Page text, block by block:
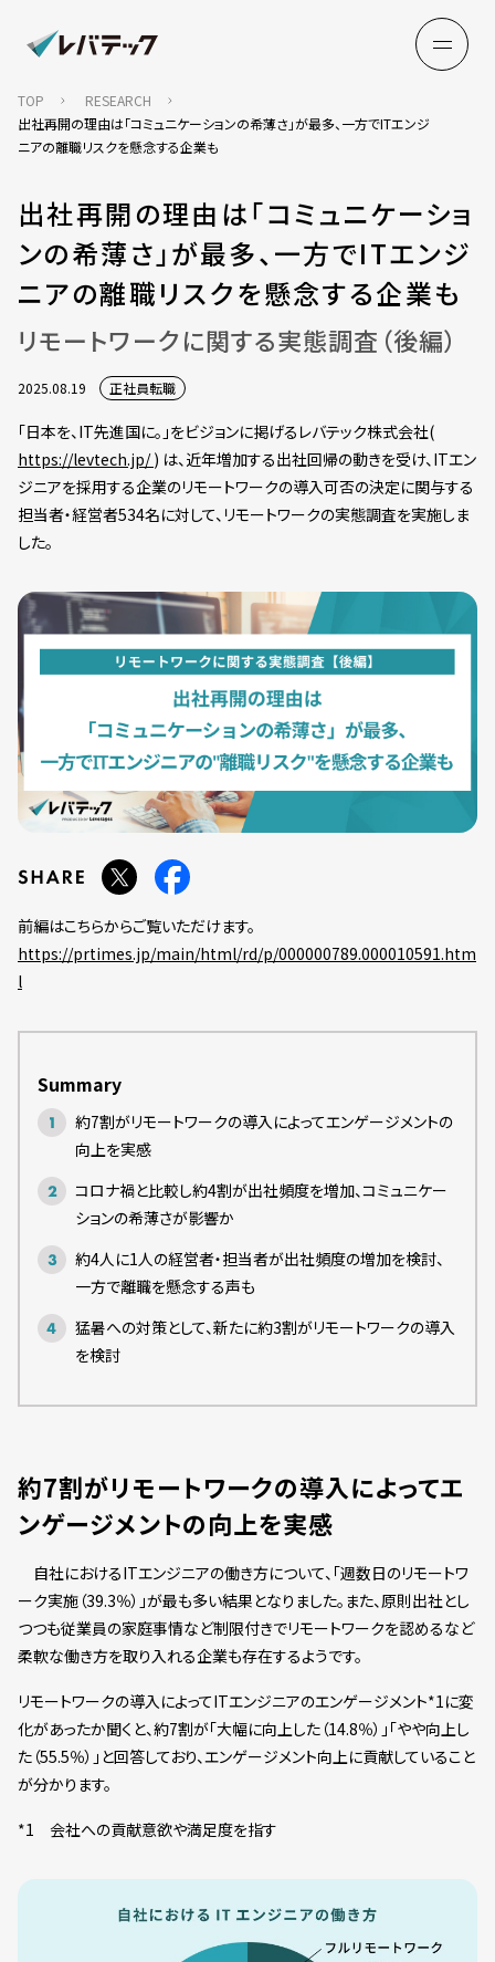
TOP
RESEARCH
出社再開の理由は「コミュニケーションの希薄さ」が最多、一方でITエンジ
ニアの離職リスクを懸念する企業も
出社再開の理由は「コミュニケーショ
ンの希薄さ」が最多、一方でITエンジ
ニアの離職リスクを懸念する企業も
リモートワークに関する実態調査（後編）
2025.08.19 正社員転職
「日本を、IT先進国に。」をビジョンに掲げるレバテック株式会社(
https://levtech.jp/) は、近年増加する出社回帰の動きを受け、ITエン
ジニアを採用する企業のリモートワークの導入可否の決定に関与する
担当者・経営者534名に対して、リモートワークの実態調査を実施しま
した。
前編はこちらからご覧いただけます。
https://prtimes.jp/main/html/rd/p/000000789.000010591.htm
l
Summary
約7割がリモートワークの導入によってエンゲージメントの
向上を実感
コロナ禍と比較し約4割が出社頻度を増加、コミュニケー
ションの希薄さが影響か
約4人に1人の経営者・担当者が出社頻度の増加を検討、
一方で離職を懸念する声も
猛暑への対策として、新たに約3割がリモートワークの導入
を検討
約7割がリモートワークの導入によってエ
ンゲージメントの向上を実感
自社におけるITエンジニアの働き方について、「週数日のリモートワ
ーク実施（39.3％）」が最も多い結果となりました。また、原則出社とし
つつも従業員の家庭事情など制限付きでリモートワークを認めるなど
柔軟な働き方を取り入れる企業も存在するようです。
リモートワークの導入によってITエンジニアのエンゲージメント*1に変
化があったか聞くと、約7割が「大幅に向上した（14.8％）」「やや向上し
た（55.5％）」と回答しており、エンゲージメント向上に貢献していること
が分かります。
*1 会社への貢献意欲や満足度を指す